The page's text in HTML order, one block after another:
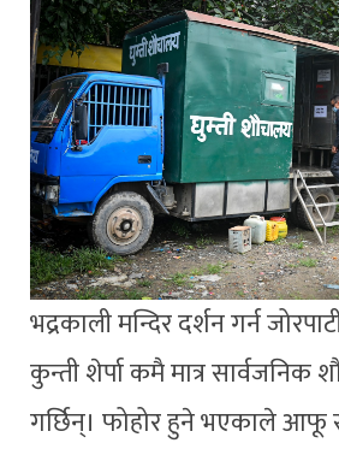
भद्रकाली मन्दिर दर्शन गर्न
कुन्ती शेर्पा कमै मात्र सार्वजनिक
गर्छिन्। फोहोर हुने भएकाले